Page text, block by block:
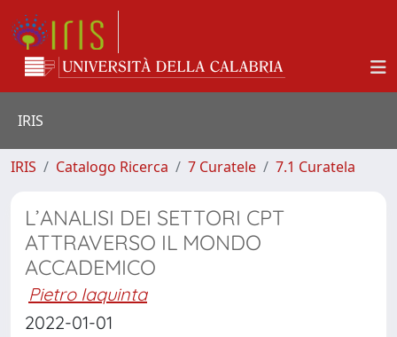
IRIS
IRIS Catalogo Ricerca 7 Curatele 7.1 Curatela
L’ANALISI DEI SETTORI CPT
ATTRAVERSO IL MONDO
ACCADEMICO
Pietro Iaquinta
2022-01-01